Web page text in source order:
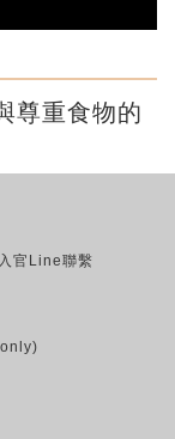
尊重食物的
官Line聯繫